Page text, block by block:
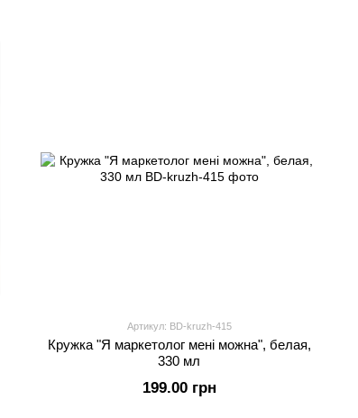
Артикул: BD-kruzh-415
Кружка "Я маркетолог мені можна", белая,
330 мл
199.00 грн